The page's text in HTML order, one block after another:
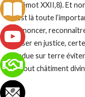
(Chémot XXII,8). Et
C’est là toute
y renoncer,
passer en justice,
rendue sur terre
de tout châtiment